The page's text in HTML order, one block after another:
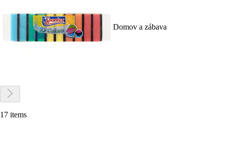
Domov a zábava
17 items